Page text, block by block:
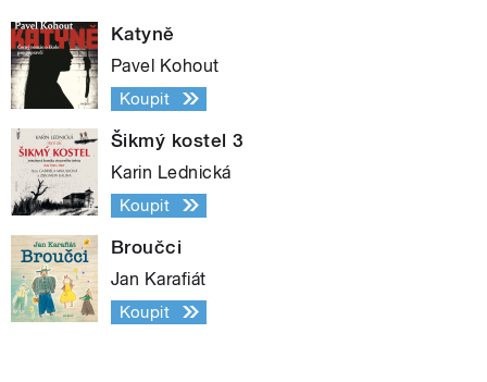
Katyně
Pavel Kohout
Koupit
Šikmý kostel 3
Karin Lednická
Koupit
Broučci
Jan Karafiát
Koupit